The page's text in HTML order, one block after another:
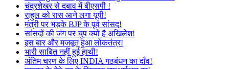
चंद्रशेखर से दबाव में बीएसपी !
राहुल को रास आने लगा यूपी!
मंत्री पर भड़के BJP के पूर्व सांसद!
सांसदों की जंग पर चुप क्यों है अखिलेश!
इस बार और मजबूत हुआ लोकतंत्र!
भारी साबित नहीं हुई हाथी!
अंतिम चरण के लिए INDIA गठबंधन का दाँव!